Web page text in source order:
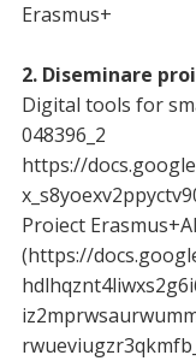
Erasmus+
2. Diseminare
Digital tools for
048396_2
https://
Proiect
(https://